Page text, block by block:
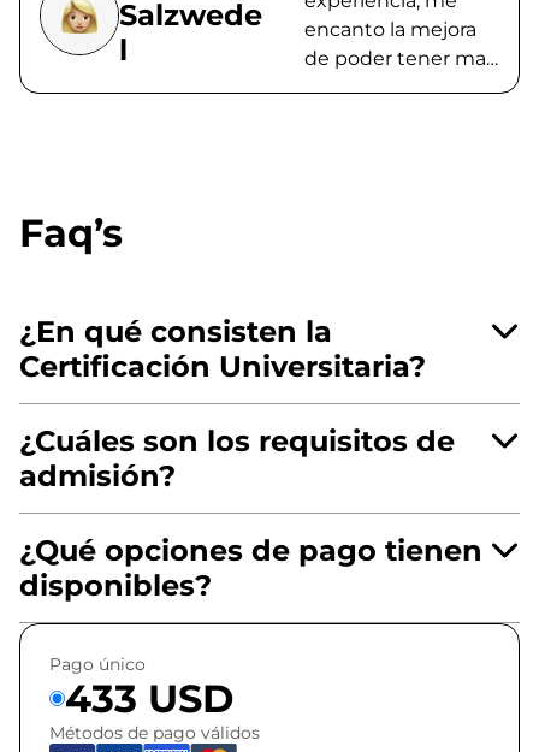
inquietudes…
MUCHAS GRACIAS!
Salzwede
l
encanto la mejora
de poder tener mas
tiempo disponible
Faq’s
¿En qué consisten la
Certificación Universitaria?
¿Cuáles son los requisitos de
admisión?
¿Qué opciones de pago tienen
disponibles?
Pago único
433 USD
Métodos de pago válidos